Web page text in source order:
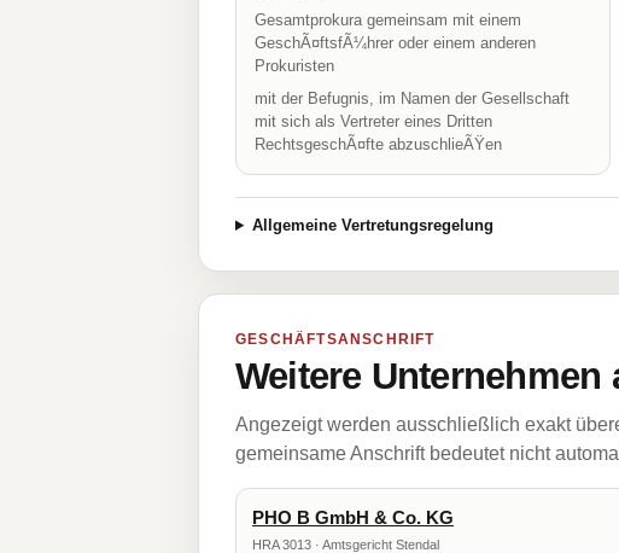
Gesamtprokura gemeinsam mit einem
GeschÃ¤ftsfÃ¼hrer oder einem anderen
Prokuristen
mit der Befugnis, im Namen der Gesellschaft
mit sich als Vertreter eines Dritten
RechtsgeschÃ¤fte abzuschlieÃŸen
Allgemeine Vertretungsregelung
GESCHÄFTSANSCHRIFT
Weitere
Angezeigt werden ausschließlich exakt
gemeinsame Anschrift bedeutet nicht
PHO B GmbH & Co. KG
HRA 3013 · Amtsgericht Stendal